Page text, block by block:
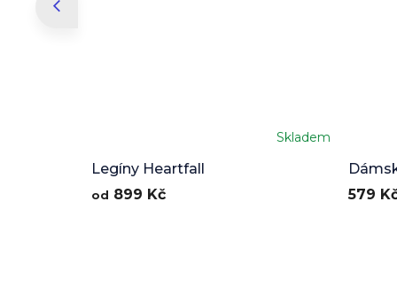
Legíny Heartfall
Skladem
od 899 Kč
je
579